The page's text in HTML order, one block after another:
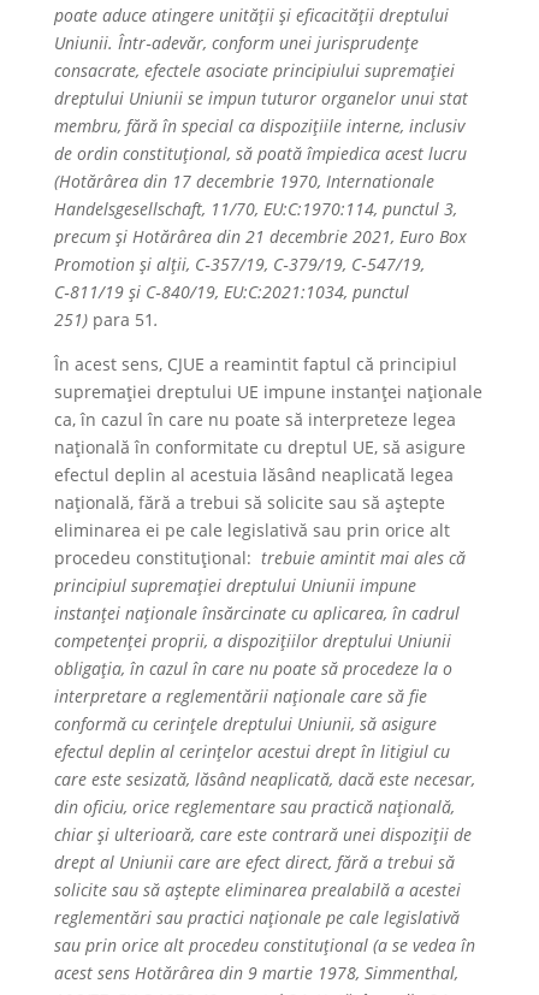
poate aduce atingere unității și eficacității dreptului
Uniunii. Într‑adevăr, conform unei jurisprudențe
consacrate, efectele asociate principiului supremației
dreptului Uniunii se impun tuturor organelor unui stat
membru, fără în special ca dispozițiile interne, inclusiv
de ordin constituțional, să poată împiedica acest lucru
(Hotărârea din 17 decembrie 1970, Internationale
Handelsgesellschaft, 11/70, EU:C:1970:114, punctul 3,
precum și Hotărârea din 21 decembrie 2021, Euro Box
Promotion și alții, C‑357/19, C‑379/19, C‑547/19,
C‑811/19 și C‑840/19, EU:C:2021:1034, punctul
251) para 51.
În acest sens, CJUE a reamintit faptul că principiul
supremației dreptului UE impune instanței naționale
ca, în cazul în care nu poate să interpreteze legea
națională în conformitate cu dreptul UE, să asigure
efectul deplin al acestuia lăsând neaplicată legea
națională, fără a trebui să solicite sau să aștepte
eliminarea ei pe cale legislativă sau prin orice alt
procedeu constituțional: trebuie amintit mai ales că
principiul supremației dreptului Uniunii impune
instanței naționale însărcinate cu aplicarea, în cadrul
competenței proprii, a dispozițiilor dreptului Uniunii
obligația, în cazul în care nu poate să procedeze la o
interpretare a reglementării naționale care să fie
conformă cu cerințele dreptului Uniunii, să asigure
efectul deplin al cerințelor acestui drept în litigiul cu
care este sesizată, lăsând neaplicată, dacă este necesar,
din oficiu, orice reglementare sau practică națională,
chiar și ulterioară, care este contrară unei dispoziții de
drept al Uniunii care are efect direct, fără a trebui să
solicite sau să aștepte eliminarea prealabilă a acestei
reglementări sau practici naționale pe cale legislativă
sau prin orice alt procedeu constituțional (a se vedea în
acest sens Hotărârea din 9 martie 1978, Simmenthal,